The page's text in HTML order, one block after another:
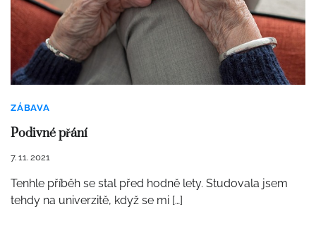
ZÁBAVA
Podivné přání
7. 11. 2021
Tenhle příběh se stal před hodně lety. Studovala jsem
tehdy na univerzitě, když se mi […]